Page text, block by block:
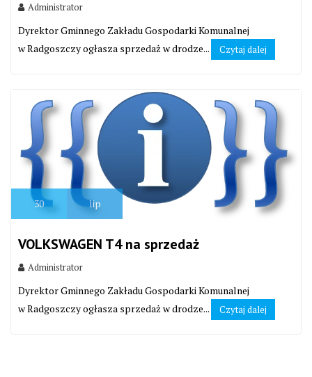
Administrator
Dyrektor Gminnego Zakładu Gospodarki Komunalnej
w Radgoszczy ogłasza sprzedaż w drodze...
Czytaj dalej
30 lip
VOLKSWAGEN T4 na sprzedaż
Administrator
Dyrektor Gminnego Zakładu Gospodarki Komunalnej
w Radgoszczy ogłasza sprzedaż w drodze...
Czytaj dalej